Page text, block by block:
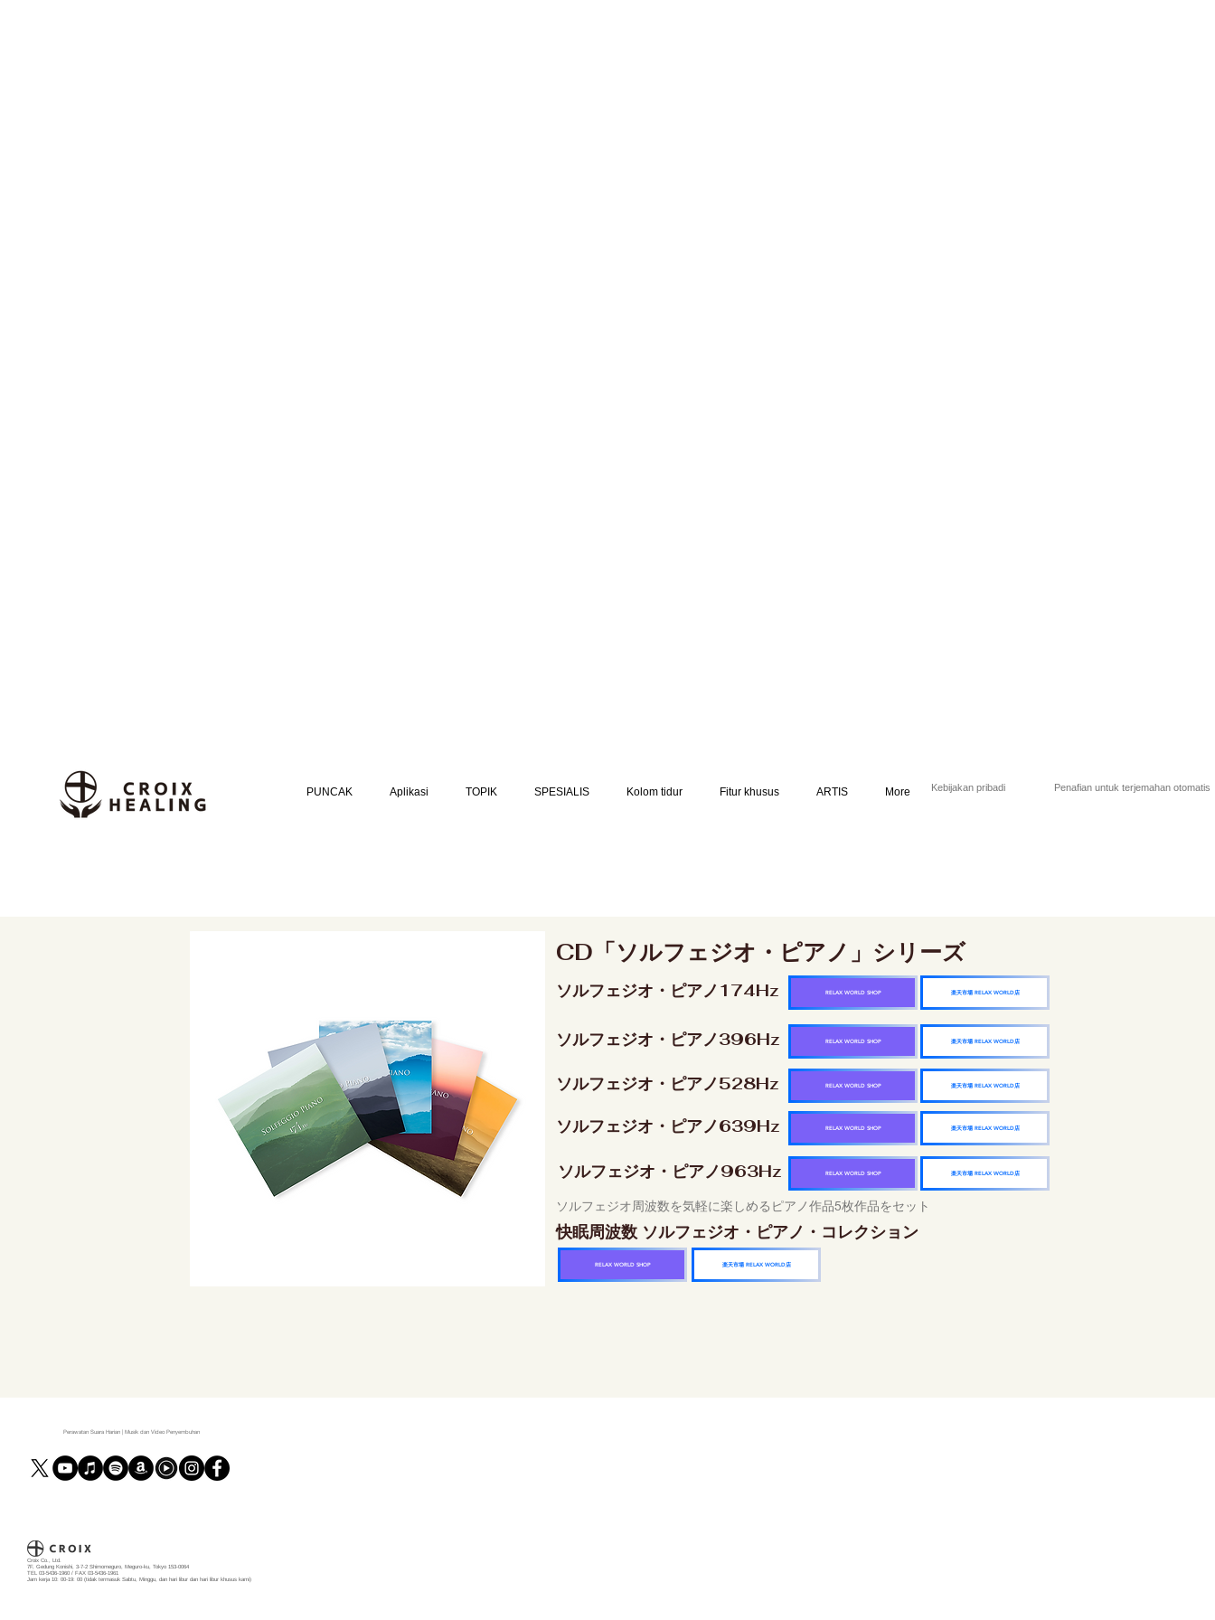
PUNCAK Aplikasi TOPIK SPESIALIS Kolom tidur Fitur khusus ARTIS More Kebijakan pribadi Penafian untuk terjemahan otomatis
CD「ソルフェジオ・ピアノ」シリーズ
ソルフェジオ・ピアノ174Hz 楽天市場 RELAX WORLD店
RELAX WORLD SHOP
ソルフェジオ・ピアノ396Hz 楽天市場 RELAX WORLD店
RELAX WORLD SHOP
ソルフェジオ・ピアノ528Hz 楽天市場 RELAX WORLD店
RELAX WORLD SHOP
ソルフェジオ・ピアノ639Hz 楽天市場 RELAX WORLD店
RELAX WORLD SHOP
ソルフェジオ・ピアノ963Hz 楽天市場 RELAX WORLD店
RELAX WORLD SHOP
ソルフェジオ周波数を気軽に楽しめるピアノ作品5枚作品をセット
快眠周波数 ソルフェジオ・ピアノ・コレクション
RELAX WORLD SHOP 楽天市場 RELAX WORLD店
Perawatan Suara Harian | Musik dan Video Penyembuhan
Croix Co., Ltd.
7F, Gedung Konishi, 3-7-2 Shimomeguro, Meguro-ku, Tokyo 153-0064
TEL 03-5436-1960 / FAX 03-5436-1961
Jam kerja 10: 00-19: 00 (tidak termasuk Sabtu, Minggu, dan hari libur dan hari libur khusus kami)